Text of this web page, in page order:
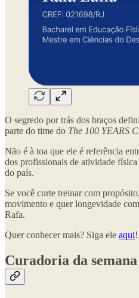
O segredo por trás dos braços
parte do time do The 100 YEARS
Não é à toa que ele é referência
dos profissionais de atividade
do país.
Se você curte treinar com
movimento e quer longevidade
Rafa.
Quer conhecer mais? Siga ele aqui!
Curadoria da semana